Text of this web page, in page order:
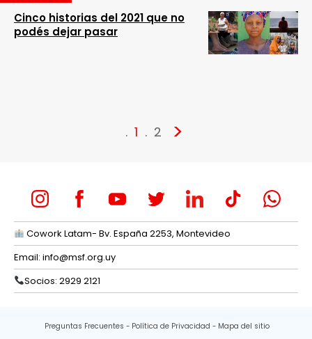
Cinco historias del 2021 que no
podés dejar pasar
1 2 >
Cowork Latam- Bv. España 2253, Montevideo
Email: info@msf.org.uy
Socios: 2929 2121
Preguntas Frecuentes Política de Privacidad Mapa del sitio